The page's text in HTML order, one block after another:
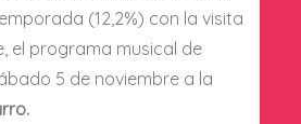
(12,2%) con la visita
el programa musical de
5 de noviembre a la